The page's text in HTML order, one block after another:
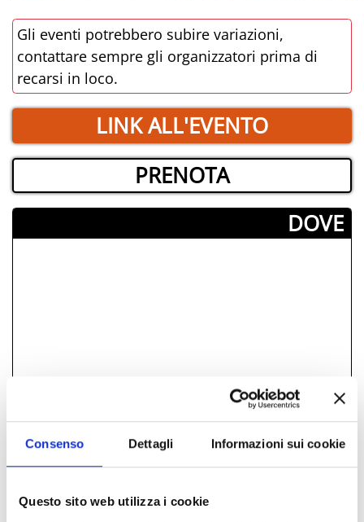
Consenso Dettagli Informazioni sui cookie
Questo sito web utilizza i cookie
Gli eventi potrebbero subire variazioni,
contattare sempre gli organizzatori prima di
recarsi in loco.
LINK ALL'EVENTO
PRENOTA
­DOVE